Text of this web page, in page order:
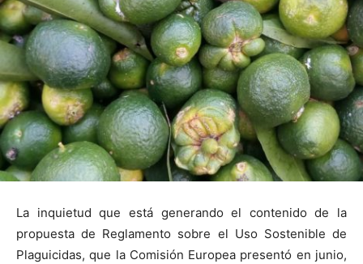
La inquietud que está generando el contenido de la
propuesta de Reglamento sobre el Uso Sostenible de
Plaguicidas, que la Comisión Europea presentó en junio,